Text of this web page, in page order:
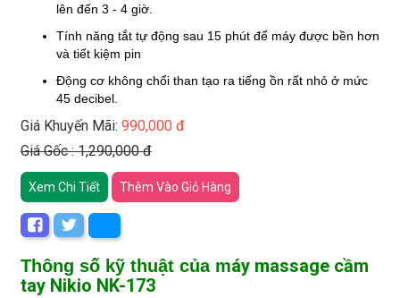
lên đến 3 - 4 giờ.
Tính năng tắt tự động sau 15 phút để máy được bền hơn
và tiết kiệm pin
Động cơ không chổi than tạo ra tiếng ồn rất nhỏ ở mức
45 decibel.​
Giá Khuyến Mãi: 990,000 đ
Giá Gốc : 1,290,000 đ
Xem Chi Tiết Thêm Vào Giỏ Hàng
Thông số kỹ thuật của máy massage cầm
tay Nikio NK-173